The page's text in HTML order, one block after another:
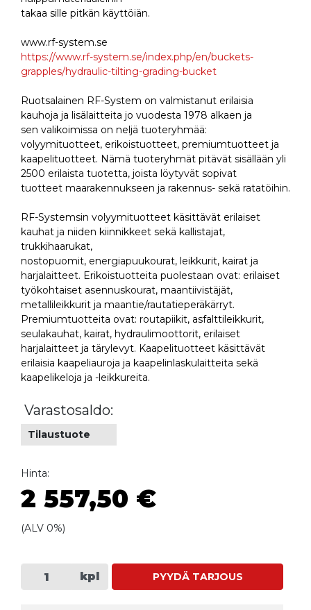
takaa sille pitkän käyttöiän.
www.rf-system.se
https://www.rf-system.se/index.php/en/buckets-
grapples/hydraulic-tilting-grading-bucket
Ruotsalainen RF-System on valmistanut erilaisia
kauhoja ja lisälaitteita jo vuodesta 1978 alkaen ja
sen valikoimissa on neljä tuoteryhmää:
volyymituotteet, erikoistuotteet, premiumtuotteet ja
kaapelituotteet. Nämä tuoteryhmät pitävät sisällään yli
2500 erilaista tuotetta, joista löytyvät sopivat
tuotteet maarakennukseen ja rakennus- sekä ratatöihin.
RF-Systemsin volyymituotteet käsittävät erilaiset
kauhat ja niiden kiinnikkeet sekä kallistajat,
trukkihaarukat,
nostopuomit, energiapuukourat, leikkurit, kairat ja
harjalaitteet. Erikoistuotteita puolestaan ovat: erilaiset
työkohtaiset asennuskourat, maantiivistäjät,
metallileikkurit ja maantie/rautatieperäkärryt.
Premiumtuotteita ovat: routapiikit, asfalttileikkurit,
seulakauhat, kairat, hydraulimoottorit, erilaiset
harjalaitteet ja tärylevyt. Kaapelituotteet käsittävät
erilaisia kaapeliauroja ja kaapelinlaskulaitteita sekä
kaapelikeloja ja -leikkureita.
Varastosaldo:
Tilaustuote
Hinta:
2 557,50 €
(ALV 0%)
kpl PYYDÄ TARJOUS